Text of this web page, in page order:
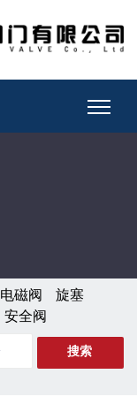
电磁阀
旋塞
安全阀
搜索